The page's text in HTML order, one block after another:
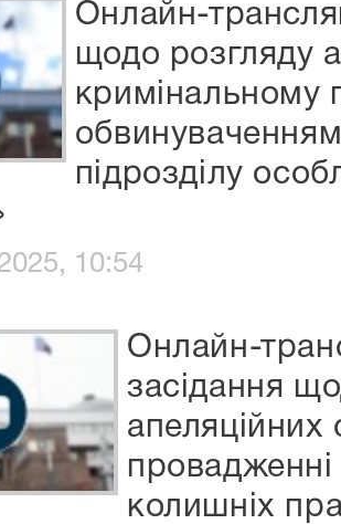
Онлайн-
щодо розгляду
кримінальному
підрозділу
10:54
Онлайн-
засідання
апеляційних
колишніх